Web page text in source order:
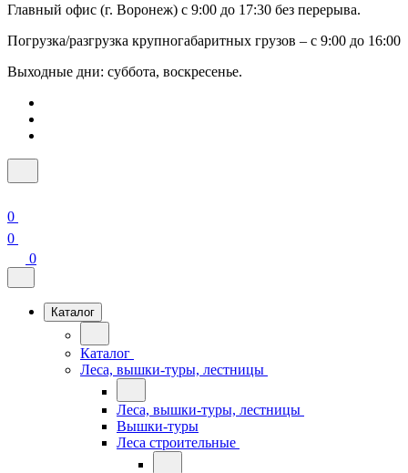
Главный офис (г. Воронеж) с 9:00 до 17:30 без перерыва.
Погрузка/разгрузка крупногабаритных грузов – с 9:00 до 16:00
Выходные дни: суббота, воскресенье.
0
0
0
Каталог
Каталог
Леса, вышки-туры, лестницы
Леса, вышки-туры, лестницы
Вышки-туры
Леса строительные